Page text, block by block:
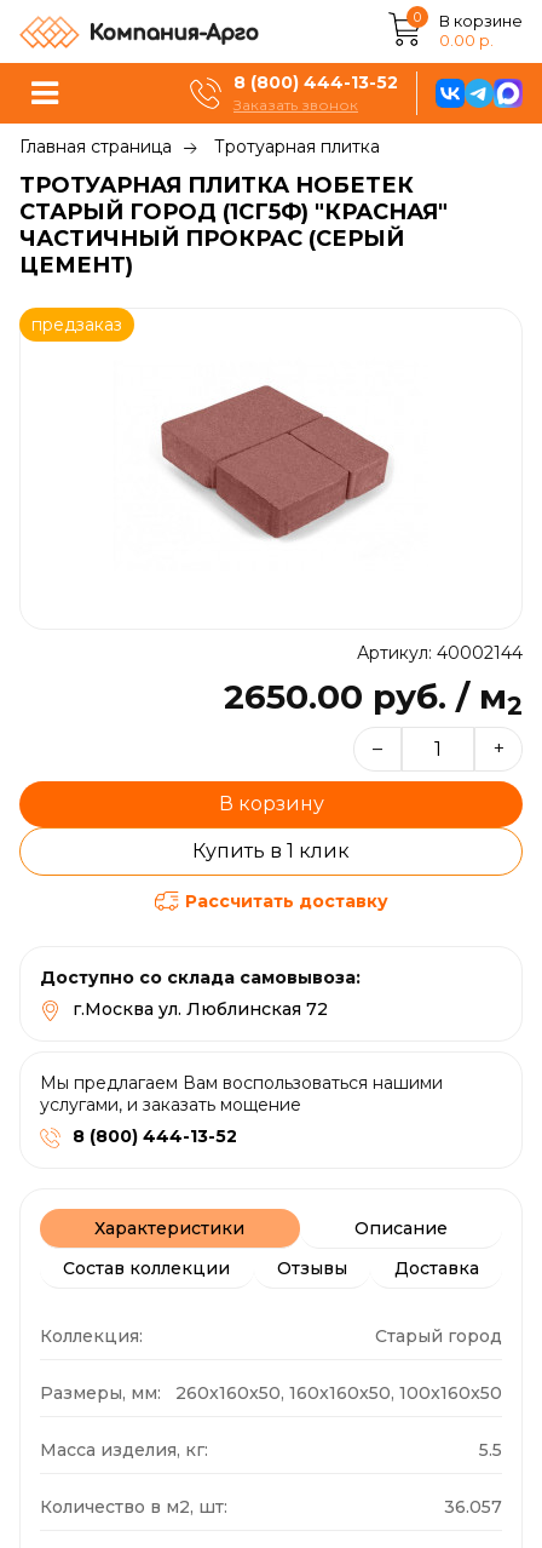
0
В корзине
0.00 р.
8 (800) 444-13-52
Заказать звонок
Главная страница Тротуарная плитка
ТРОТУАРНАЯ ПЛИТКА НОБЕТЕК
СТАРЫЙ ГОРОД (1СГ5Ф) "КРАСНАЯ"
ЧАСТИЧНЫЙ ПРОКРАС (СЕРЫЙ
ЦЕМЕНТ)
предзаказ
Артикул: 40002144
2650.00 руб. / м2
– +
В корзину
Купить в 1 клик
Рассчитать доставку
Доступно со склада самовывоза:
г.Москва ул. Люблинская 72
Мы предлагаем Вам воспользоваться нашими
услугами, и заказать мощение
8 (800) 444-13-52
Характеристики
Описание
Состав коллекции
Отзывы Доставка
Коллекция: Старый город
Размеры, мм: 260x160x50, 160x160x50, 100x160x50
Масса изделия, кг: 5.5
Количество в м2, шт: 36.057